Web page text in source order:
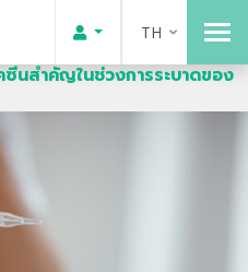
TH
นสำคัญในช่วงการระบาดของ